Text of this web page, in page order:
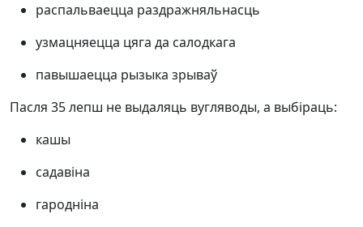
распальваецца раздражняльнасць
узмацняецца цяга да салодкага
павышаецца рызыка зрываў
Пасля 35 лепш не выдаляць вугляводы, а выбіраць:
кашы
садавіна
гародніна